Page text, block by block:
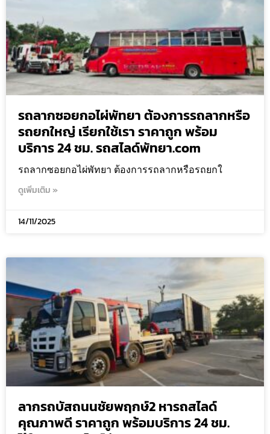
รถลากซอยกอไผ่พัทยา ต้องการรถลากหรือ
รถยกใหญ่ เรียกใช้เรา ราคาถูก พร้อม
บริการ 24 ชม. รถสไลด์พัทยา.com
รถลากซอยกอไผ่พัทยา ต้องการรถลากหรือรถยกใ
ดูเพิ่มเติม »
14/11/2025
ลากรถบัสถนนชัยพฤกษ์2 หารถสไลด์
คุณภาพดี ราคาถูก พร้อมบริการ 24 ชม.